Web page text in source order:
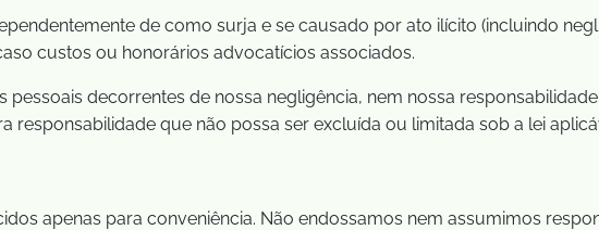
de como surja e se causado por ato ilícito (incluindo
custos ou honorários advocatícios associados.
decorrentes de nossa negligência, nem nossa
que não possa ser excluída ou limitada sob a lei
apenas para conveniência. Não endossamos nem assumimos